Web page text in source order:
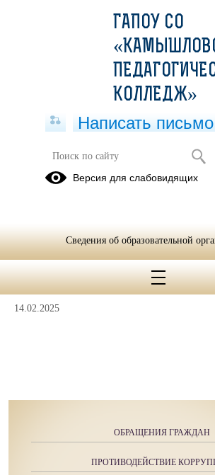
Конкурс "Методическая
УрФО
"Методическая
"Методическая
14.02.2025
ОБРАЩЕНИЯ ГРАЖДАН
ПРОТИВОДЕЙСТВИЕ
ГАПОУ СО
КОЛЛЕДЖ»
Написать письмо
Версия для слабовидящих
Сведения об образовательной